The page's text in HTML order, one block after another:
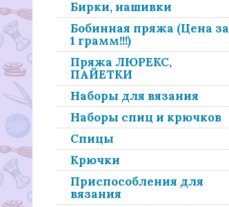
Бирки, нашивки
Бобинная пряжа (Цена за
1 грамм!!!)
Пряжа ЛЮРЕКС,
ПАЙЕТКИ
Наборы для вязания
Наборы спиц и крючков
Спицы
Крючки
Приспособления для
вязания